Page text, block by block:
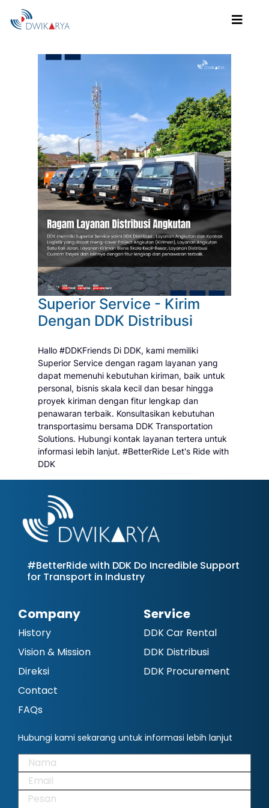
Superior Service - Kirim
Dengan DDK Distribusi
Hallo #DDKFriends Di DDK, kami memiliki
Superior Service dengan ragam layanan yang
dapat memenuhi kebutuhan kiriman, baik untuk
personal, bisnis skala kecil dan besar hingga
proyek kiriman dengan fitur lengkap dan
penawaran terbaik. Konsultasikan kebutuhan
transportasimu bersama DDK Transportation
Solutions. Hubungi kontak layanan tertera untuk
informasi lebih lanjut. #BetterRide Let's Ride with
DDK
#BetterRide with DDK Do Incredible Support
for Transport in Industry
Company
History
Vision & Mission
Direksi
Contact
FAQs
Service
DDK Car Rental
DDK Distribusi
DDK Procurement
Hubungi kami sekarang untuk informasi lebih lanjut